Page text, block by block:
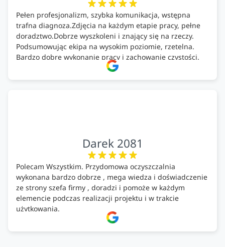
Pełen profesjonalizm, szybka komunikacja, wstępna
trafna diagnoza.Zdjęcia na każdym etapie pracy, pełne
doradztwo.Dobrze wyszkoleni i znający się na rzeczy.
Podsumowując ekipa na wysokim poziomie, rzetelna.
Bardzo dobre wykonanie pracy i zachowanie czystości.
Darek 2081
Polecam Wszystkim. Przydomowa oczyszczalnia
wykonana bardzo dobrze , mega wiedza i doświadczenie
ze strony szefa firmy , doradzi i pomoże w każdym
elemencie podczas realizacji projektu i w trakcie
użytkowania.
Firma godna zaufania. Tak trzymać!